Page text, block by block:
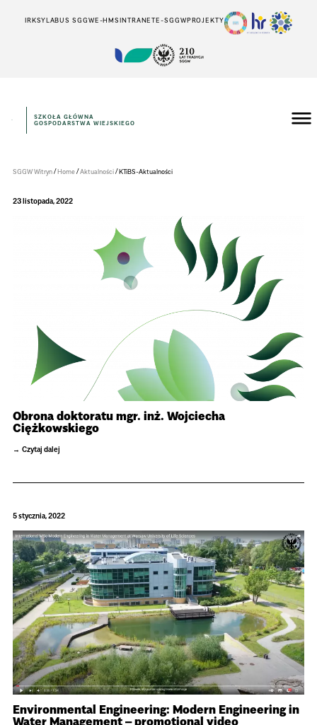
IRKSYLABUS SGGWE-HMSINTRANETE-SGGWPROJEKTY
Instytut
Inżynierii
SZKOŁA GŁÓWNA
GOSPODARSTWA WIEJSKIEGO
SGGW Witryn/Home/Aktualności/KTiBS-Aktualności
23 listopada, 2022
Obrona doktoratu mgr. inż. Wojciecha
Ciężkowskiego
Czytaj dalej
5 stycznia, 2022
Environmental Engineering: Modern Engineering in
Water Management – promotional video